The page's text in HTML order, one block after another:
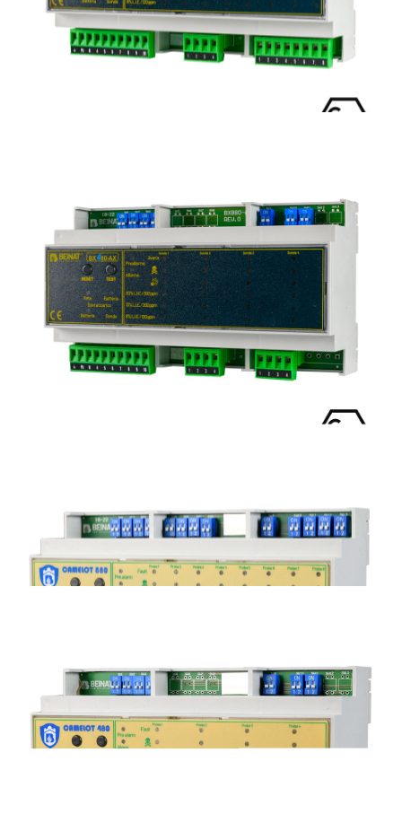
CHCOind
Rilevatore industriale doppio gas metano & CO
Centralina di rilevazione gas 8 zone
Centralina di rilevazione gas 4 zone